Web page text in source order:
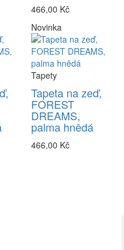
466,00 Kč
Novinka
Tapety
Tapeta na zeď,
FOREST
DREAMS,
palma hnědá
466,00 Kč